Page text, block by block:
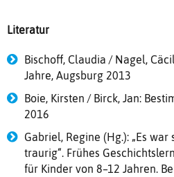
Literatur
Bischoff, Claudia / Nagel,
Jahre, Augsburg 2013
Boie, Kirsten / Birck, Jan:
2016
Gabriel, Regine (Hg.): „Es
traurig“. Frühes
für Kinder von 8–12 Jahren.